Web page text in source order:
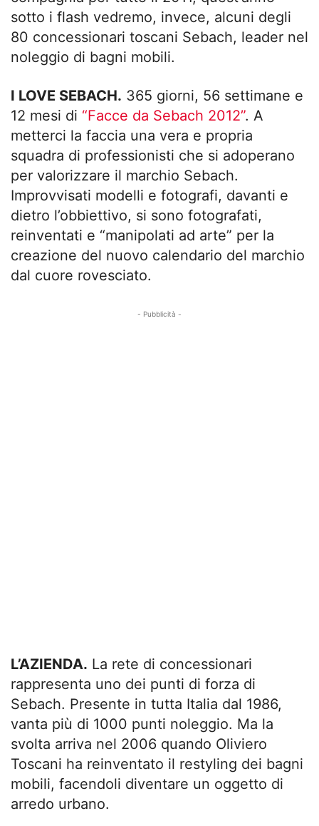
sotto i flash vedremo, invece, alcuni degli
80 concessionari toscani Sebach, leader nel
noleggio di bagni mobili.
I LOVE SEBACH. 365 giorni, 56 settimane e
12 mesi di “Facce da Sebach 2012”. A
metterci la faccia una vera e propria
squadra di professionisti che si adoperano
per valorizzare il marchio Sebach.
Improvvisati modelli e fotografi, davanti e
dietro l’obbiettivo, si sono fotografati,
reinventati e “manipolati ad arte” per la
creazione del nuovo calendario del marchio
dal cuore rovesciato.
- Pubblicità -
L’AZIENDA. La rete di concessionari
rappresenta uno dei punti di forza di
Sebach. Presente in tutta Italia dal 1986,
vanta più di 1000 punti noleggio. Ma la
svolta arriva nel 2006 quando Oliviero
Toscani ha reinventato il restyling dei bagni
mobili, facendoli diventare un oggetto di
arredo urbano.